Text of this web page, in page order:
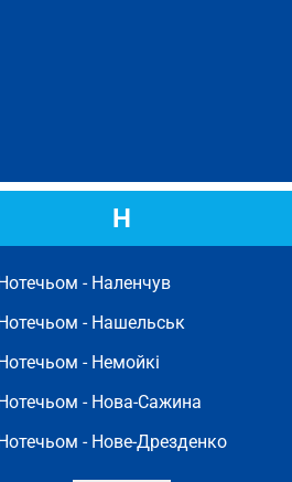
Н
- Наленчув
- Нашельськ
- Немойкі
- Нова-Сажина
- Нове-Дрезденко